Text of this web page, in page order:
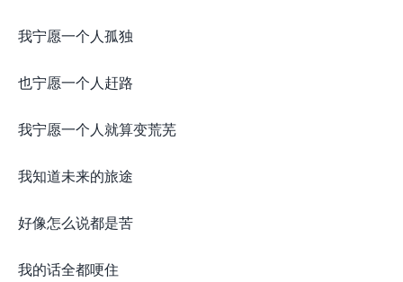
我宁愿一个人孤独
也宁愿一个人赶路
我宁愿一个人就算变荒芜
我知道未来的旅途
好像怎么说都是苦
我的话全都哽住